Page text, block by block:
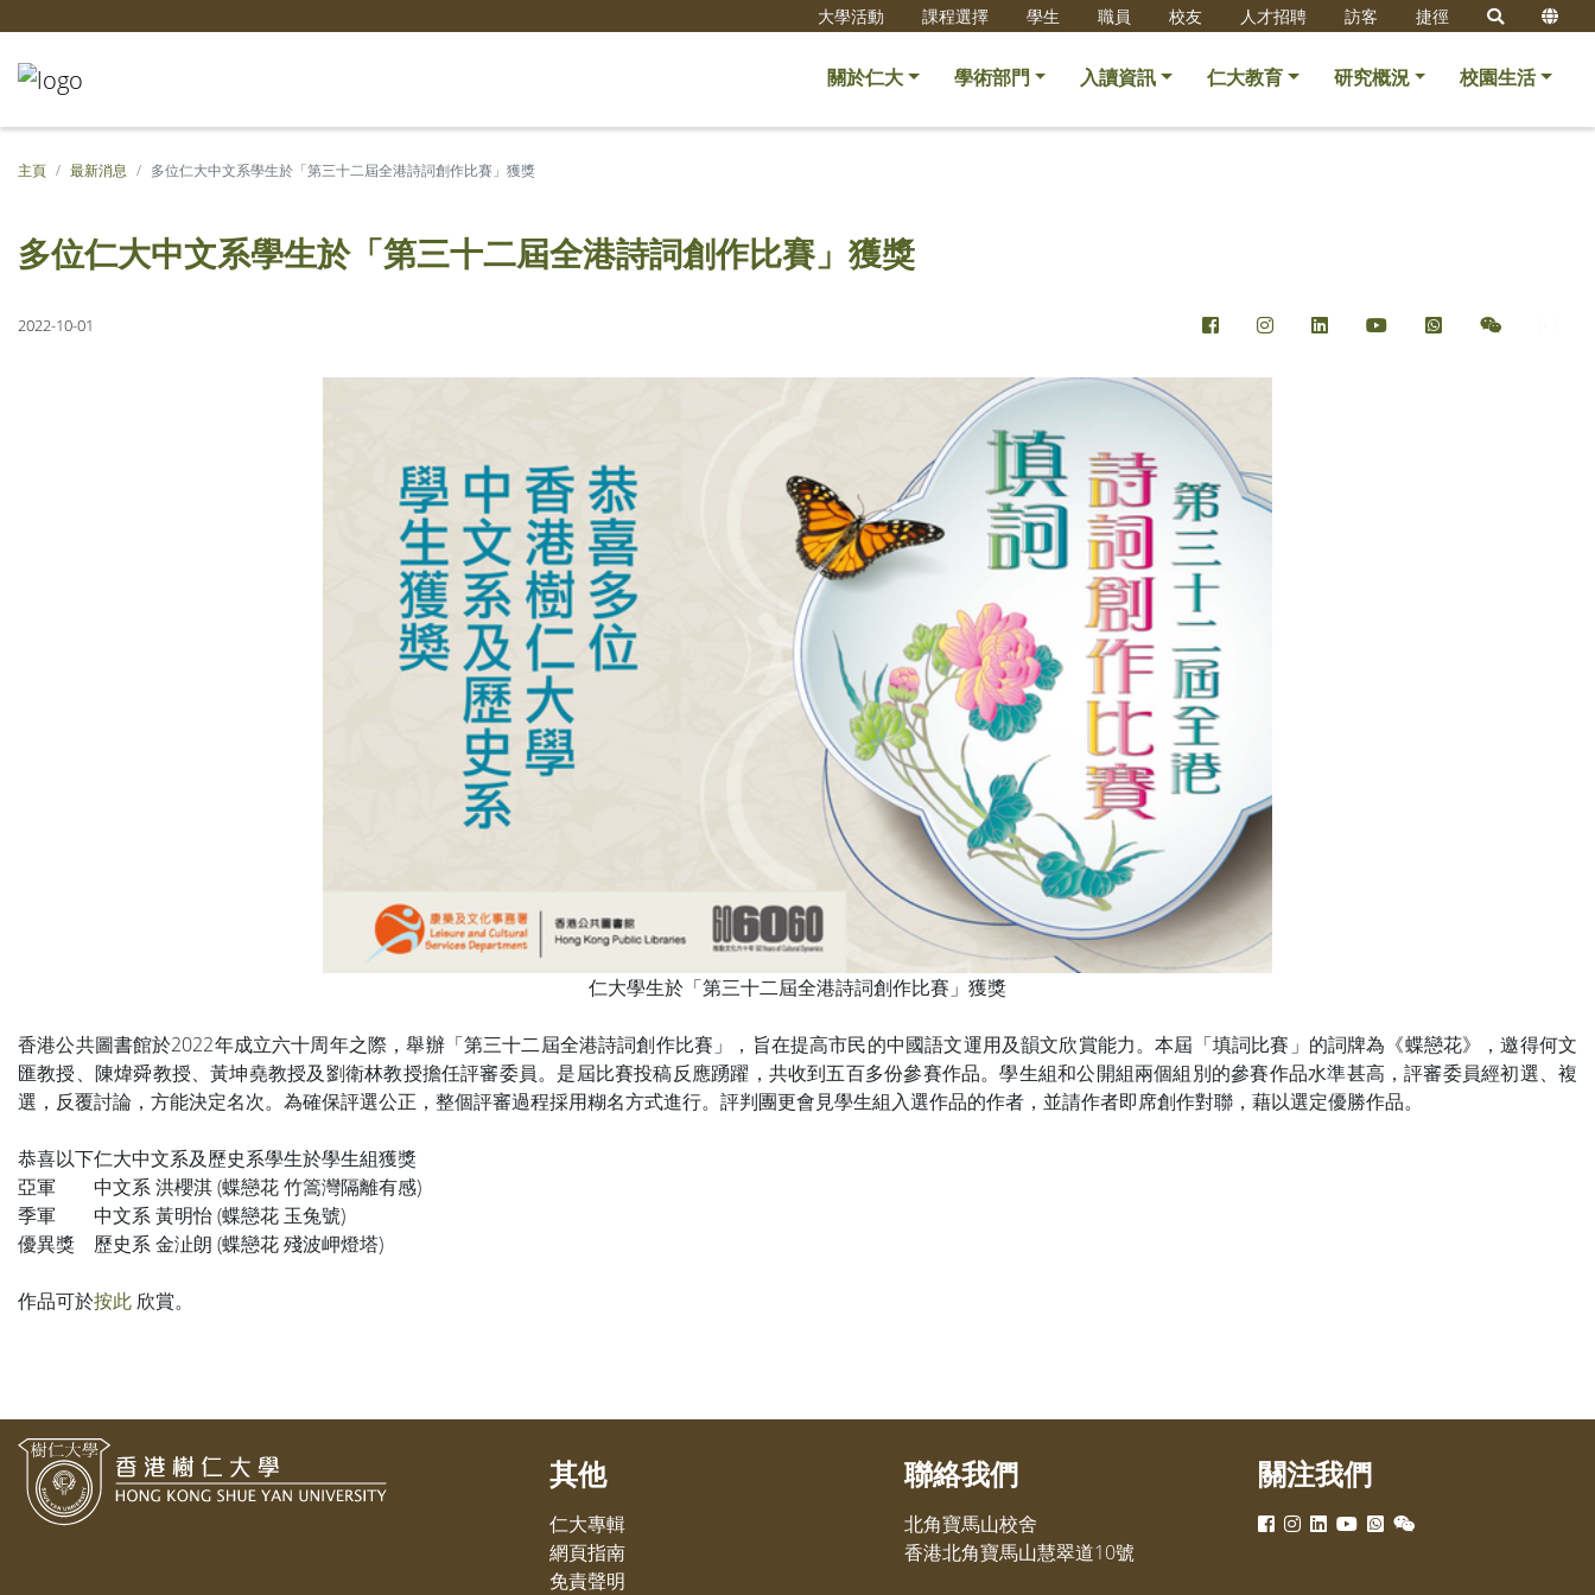
大學活動 課程選擇 學生 職員 校友 人才招聘 訪客 捷徑
關於仁大 學術部門 入讀資訊 仁大教育 研究概況 校園生活
主頁 最新消息 多位仁大中文系學生於「第三十二屆全港詩詞創作比賽」獲獎
多位仁大中文系學生於「第三十二屆全港詩詞創作比賽」獲獎
2022-10-01
仁大學生於「第三十二屆全港詩詞創作比賽」獲獎
香港公共圖書館於2022年成立六十周年之際，舉辦「第三十二屆全港詩詞創作比賽」，旨在提高市民的中國語文運用及韻文欣賞能力。本屆「填詞比賽」的詞牌為《蝶戀花》，邀得何文
匯教授、陳煒舜教授、黃坤堯教授及劉衛林教授擔任評審委員。是屆比賽投稿反應踴躍，共收到五百多份參賽作品。學生組和公開組兩個組別的參賽作品水準甚高，評審委員經初選、複
選，反覆討論，方能決定名次。為確保評選公正，整個評審過程採用糊名方式進行。評判團更會見學生組入選作品的作者，並請作者即席創作對聯，藉以選定優勝作品。
恭喜以下仁大中文系及歷史系學生於學生組獲獎
亞軍 中文系 洪櫻淇 (蝶戀花 竹篙灣隔離有感)
季軍 中文系 黃明怡 (蝶戀花 玉兔號)
優異獎 歷史系 金沚朗 (蝶戀花 殘波岬燈塔)
作品可於按此 欣賞。
其他
仁大專輯
網頁指南
免責聲明
聯絡我們
北角寶馬山校舍
香港北角寶馬山慧翠道10號
關注我們